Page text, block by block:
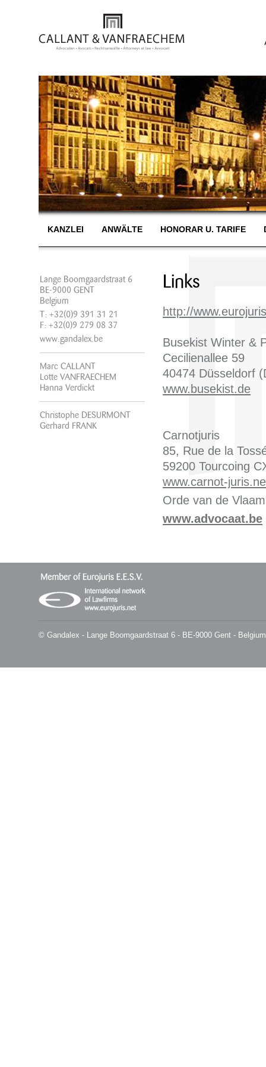
KANZLEI ANWÄLTE HONORAR U. TARIFE
Lange Boomgaardstraat 6
BE-9000 GENT
Belgium
T: +32(0)9 391 31 21
F: +32(0)9 279 08 37
www.gandalex.be
Marc CALLANT
Lotte VANFRAECHEM
Hanna Verdickt
Christophe DESURMONT
Gerhard FRANK
Links
http://
Busekist Winter &
Cecilienallee 59
40474 Düsseldorf
www.busekist.de
Carnotjuris
85, Rue de la
59200 Tourcoing
www.carnot-
Orde van de
www.advocaat.be
© Gandalex - Lange Boomgaardstraat 6 - BE-9000 Gent -